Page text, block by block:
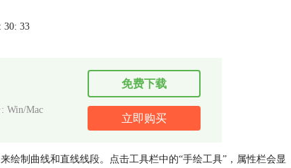
30: 33
Win/Mac
免费下载
立即购买
绘制曲线和直线线段。点击工具栏中的“手绘工具”，属性栏会显